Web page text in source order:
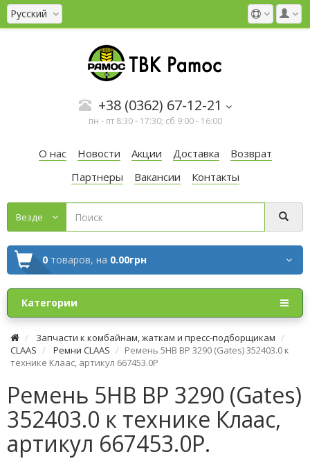
Русский
+38 (0362) 67-12-21
пн - пт 8:30 - 17:30; сб 9:00 - 16:00
О нас Новости Акции Доставка
Возврат
Партнеры
Вакансии Контакты
Везде
0 товаров, на 0.00грн
Категории
Запчасти к комбайнам, жаткам и пресс-подборщикам
CLAAS
Ремни CLAAS
Ремень 5HB BP 3290 (Gates) 352403.0 к
технике Клаас, артикул 667453.0P
Ремень 5HB BP 3290 (Gates)
352403.0 к технике Клаас,
артикул 667453.0P.